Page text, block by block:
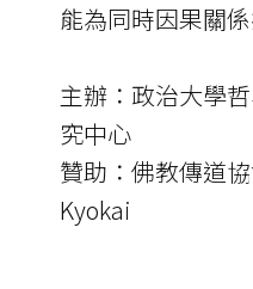
能為同時因果關
主辦：政治大學
究中心
贊助：佛教傳道
Kyokai